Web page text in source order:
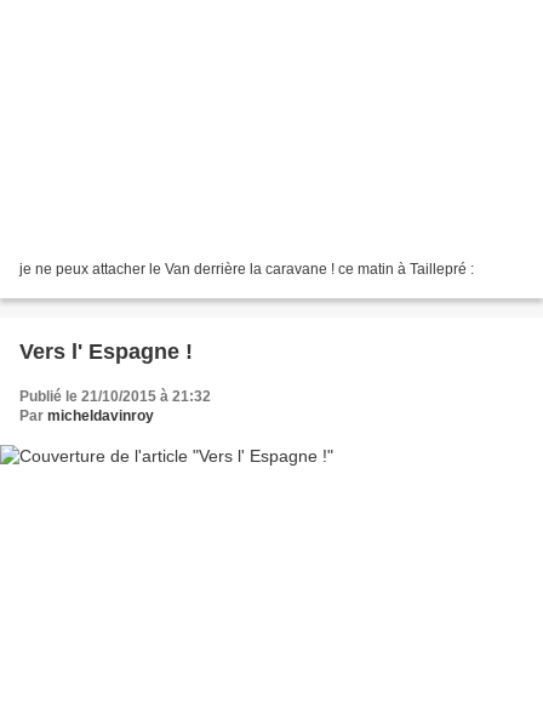
je ne peux attacher le Van derrière la caravane ! ce matin à Taillepré :
Vers l' Espagne !
Publié le 21/10/2015 à 21:32
Par micheldavinroy